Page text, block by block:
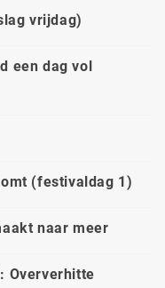
vrijdag)
een dag vol
(festivaldag 1)
naar meer
Oververhitte